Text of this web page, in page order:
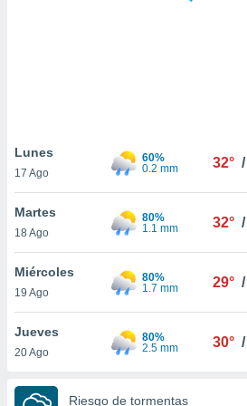
similares
como
sitio
de
traten tus
en
interés
Para
su
Lunes
17 Ago
60%
0.2 mm
32° /
Martes
18 Ago
80%
1.1 mm
32° /
Miércoles
19 Ago
80%
1.7 mm
29° /
Jueves
20 Ago
80%
2.5 mm
30° /
Riesgo de tormentas